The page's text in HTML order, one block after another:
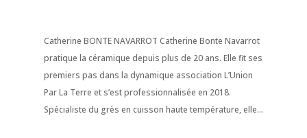
Catherine BONTE NAVARROT Catherine Bonte Navarrot
pratique la céramique depuis plus de 20 ans. Elle fit ses
premiers pas dans la dynamique association L’Union
Par La Terre et s’est professionnalisée en 2018.
Spécialiste du grès en cuisson haute température, elle...